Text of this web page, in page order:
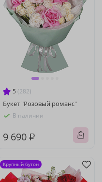
5 (282)
Букет "Розовый романс"
В наличии
9 690 ₽
Крупный бутон